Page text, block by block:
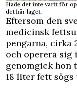
Hade det inte varit för
det här laget.
Eftersom den
medicinsk
pengarna, cirka
och operera sig
genomgick hon
18 liter fett sögs